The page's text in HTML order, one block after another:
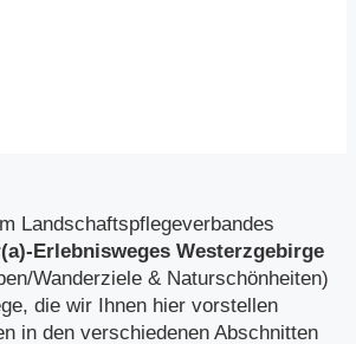
Landschaftspflegeverbandes
Erlebnisweges Westerzgebirge
Wanderziele & Naturschönheiten)
die wir Ihnen hier vorstellen
in den verschiedenen Abschnitten